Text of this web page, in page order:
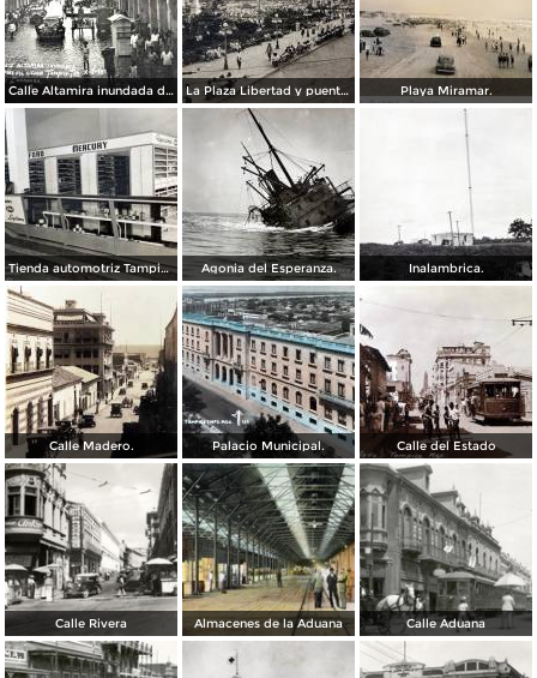
Calle Altamira inundada despues del ciclon del 2 de Octubre de 1933. La Plaza Libertad y puente Francisco I Madero Tampico, Tamaulipas Playa Miramar.
Tienda automotriz Tampico, Tamaulipas ( Fechada el 25 de Junioo de 1951 ). Agonia del Esperanza. Inalambrica.
Calle Madero. Palacio Municipal. Calle del Estado
Calle Rivera Almacenes de la Aduana Calle Aduana